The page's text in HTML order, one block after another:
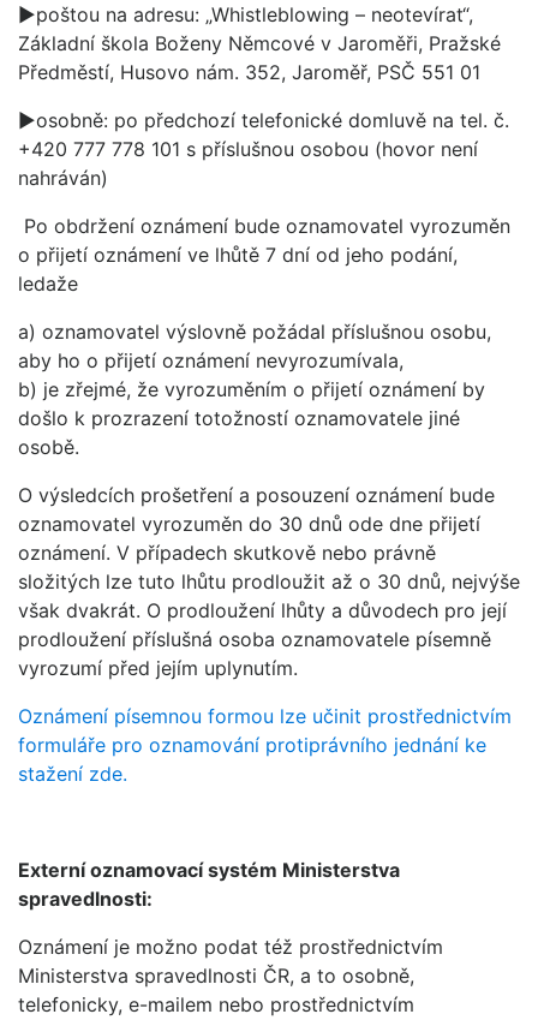
►poštou na adresu: „Whistleblowing – neotevírat“,
Základní škola Boženy Němcové v Jaroměři, Pražské
Předměstí, Husovo nám. 352, Jaroměř, PSČ 551 01
►osobně: po předchozí telefonické domluvě na tel. č.
+420 777 778 101 s příslušnou osobou (hovor není
nahráván)
Po obdržení oznámení bude oznamovatel vyrozuměn
o přijetí oznámení ve lhůtě 7 dní od jeho podání,
ledaže
a) oznamovatel výslovně požádal příslušnou osobu,
aby ho o přijetí oznámení nevyrozumívala,
b) je zřejmé, že vyrozuměním o přijetí oznámení by
došlo k prozrazení totožností oznamovatele jiné
osobě.
O výsledcích prošetření a posouzení oznámení bude
oznamovatel vyrozuměn do 30 dnů ode dne přijetí
oznámení. V případech skutkově nebo právně
složitých lze tuto lhůtu prodloužit až o 30 dnů, nejvýše
však dvakrát. O prodloužení lhůty a důvodech pro její
prodloužení příslušná osoba oznamovatele písemně
vyrozumí před jejím uplynutím.
Oznámení písemnou formou lze učinit prostřednictvím
formuláře pro oznamování protiprávního jednání ke
stažení zde.
Externí oznamovací systém Ministerstva
spravedlnosti:
Oznámení je možno podat též prostřednictvím
Ministerstva spravedlnosti ČR, a to osobně,
telefonicky, e-mailem nebo prostřednictvím